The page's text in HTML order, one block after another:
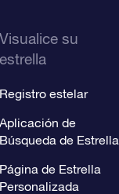
Visualice su
estrella
Registro estelar
Aplicación de
Búsqueda de Estrella
Página de Estrella
Personalizada